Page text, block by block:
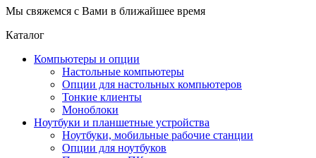
Мы свяжемся с Вами в ближайшее время
Каталог
Компьютеры и опции
Настольные компьютеры
Опции для настольных компьютеров
Тонкие клиенты
Моноблоки
Ноутбуки и планшетные устройства
Ноутбуки, мобильные рабочие станции
Опции для ноутбуков